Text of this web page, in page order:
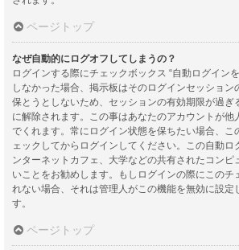
ページトップ
なぜ自動的にログオフしてしまうの？
ログインする際にチェックボックス “自動ログイン
しなかった場合、掲示板はそのログインセッション
保とうとしないため、セッションの有効期限が過ぎ
に解除されます。この事はあなたのアカウントが他
でくれます。常にログイン状態を保ちたい場合、こ
ェックしてからログインしてください。この自動ロ
ンターネットカフェ、大学などの共有されたコンピ
いことをお勧めします。もしログインの際にこのチ
れない場合、それは管理人がこの機能を無効に設定
す。
ページトップ